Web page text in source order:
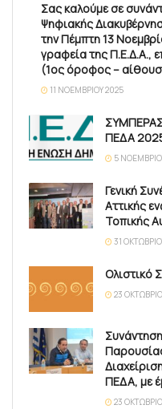
Σας καλούμε σε
Ψηφιακής
την Πέμπτη 13
γραφεία της Π.Ε.Δ.Α.,
(1ος όροφος –
11 ΝΟΕΜΒΡΊΟΥ 2025
ΠΕΔΑ
5
Γενική
Αττικής
Τοπικής
31
Ολιστικό
23
ΠΕΔΑ, με
23